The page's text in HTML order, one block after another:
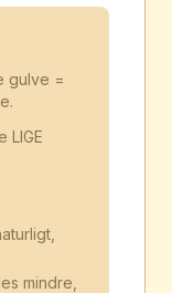
gulve =
LIGE
mindre,